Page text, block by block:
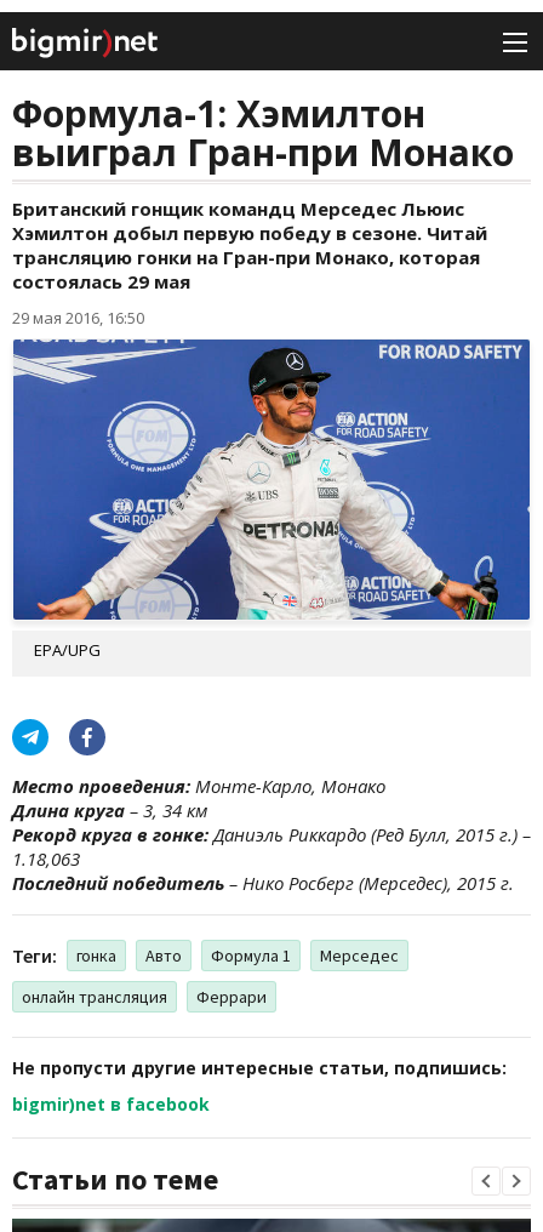
Формула-1: Хэмилтон
выиграл Гран-при Монако
Британский гонщик командц Мерседес Льюис
Хэмилтон добыл первую победу в сезоне. Читай
трансляцию гонки на Гран-при Монако, которая
состоялась 29 мая
29 мая 2016, 16:50
EPA/UPG
Место проведения: Монте-Карло, Монако
Длина круга – 3, 34 км
Рекорд круга в гонке: Даниэль Риккардо (Ред Булл, 2015 г.) –
1.18,063
Последний победитель – Нико Росберг (Мерседес), 2015 г.
Теги: гонка Авто Формула 1
Мерседес
онлайн трансляция
Феррари
Не пропусти другие интересные статьи, подпишись:
bigmir)net в facebook
Статьи по теме